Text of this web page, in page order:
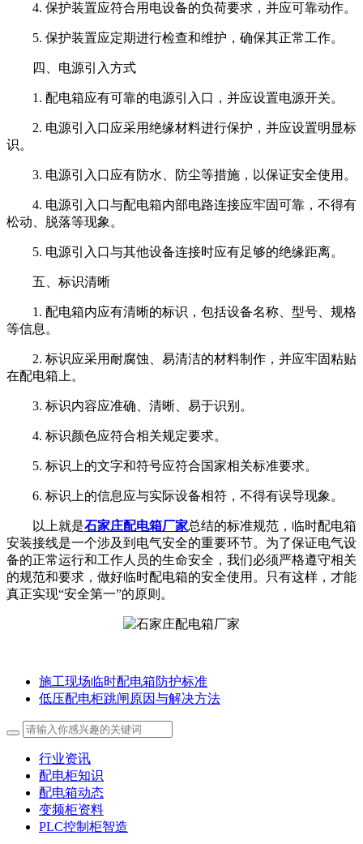
4. 保护装置应符合用电设备的负荷要求，并应可靠动作。
5. 保护装置应定期进行检查和维护，确保其正常工作。
四、电源引入方式
1. 配电箱应有可靠的电源引入口，并应设置电源开关。
2. 电源引入口应采用绝缘材料进行保护，并应设置明显标
识。
3. 电源引入口应有防水、防尘等措施，以保证安全使用。
4. 电源引入口与配电箱内部电路连接应牢固可靠，不得有
松动、脱落等现象。
5. 电源引入口与其他设备连接时应有足够的绝缘距离。
五、标识清晰
1. 配电箱内应有清晰的标识，包括设备名称、型号、规格
等信息。
2. 标识应采用耐腐蚀、易清洁的材料制作，并应牢固粘贴
在配电箱上。
3. 标识内容应准确、清晰、易于识别。
4. 标识颜色应符合相关规定要求。
5. 标识上的文字和符号应符合国家相关标准要求。
6. 标识上的信息应与实际设备相符，不得有误导现象。
以上就是石家庄配电箱厂家总结的标准规范，临时配电箱
安装接线是一个涉及到电气安全的重要环节。为了保证电气设
备的正常运行和工作人员的生命安全，我们必须严格遵守相关
的规范和要求，做好临时配电箱的安全使用。只有这样，才能
真正实现“安全第一”的原则。
施工现场临时配电箱防护标准
低压配电柜跳闸原因与解决方法
行业资讯
配电柜知识
配电箱动态
变频柜资料
PLC控制柜智造